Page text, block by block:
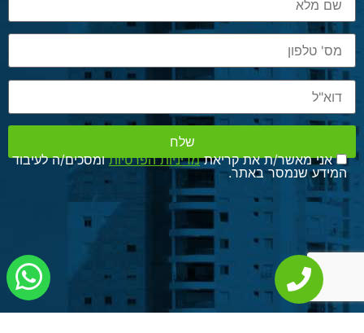
אני מאשר/ת את קריאתמדיניות הפרטיותומסכים/ה לעיבוד
המידע שנמסר באתר.